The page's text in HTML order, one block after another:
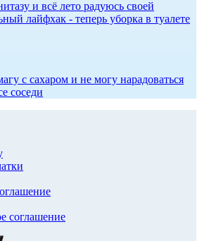
и всё лето радуюсь своей
лайфхак - теперь уборка в туалете
с сахаром и не могу нарадоваться
соседи
соглашение